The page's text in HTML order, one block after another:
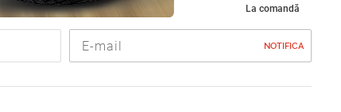
La comandă
NOTIFICA